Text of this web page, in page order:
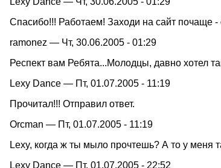
Спасибо!!! Работаем! Заходи на сайт почаще
ramonez — Чт, 30.06.2005 - 01:29
Респект вам Ребята...Молодцы, давно хотел
Lexy Dance — Пт, 01.07.2005 - 11:19
Прочитал!!! Отправил ответ.
Orcman — Пт, 01.07.2005 - 11:19
Lexy, когда ж ты мыло прочтешь? А то у меня
Lexy Dance — Пт, 01.07.2005 - 22:52